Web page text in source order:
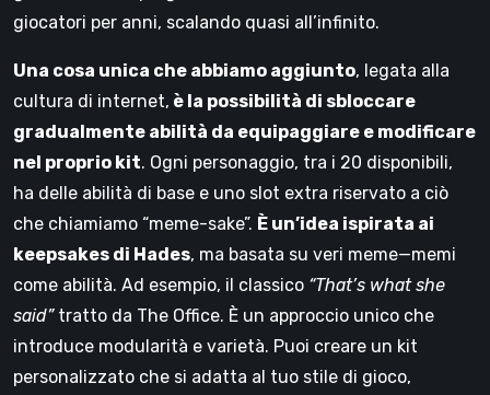
giocatori per anni, scalando quasi all’infinito.
Una cosa unica che abbiamo aggiunto, legata alla
cultura di internet, è la possibilità di sbloccare
gradualmente abilità da equipaggiare e modificare
nel proprio kit. Ogni personaggio, tra i 20 disponibili,
ha delle abilità di base e uno slot extra riservato a ciò
che chiamiamo “meme-sake”. È un’idea ispirata ai
keepsakes di Hades, ma basata su veri meme—memi
come abilità. Ad esempio, il classico “That’s what she
said”tratto da The Office. È un approccio unico che
introduce modularità e varietà. Puoi creare un kit
personalizzato che si adatta al tuo stile di gioco,